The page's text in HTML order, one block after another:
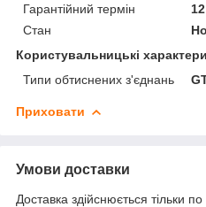
Гарантійний термін
Стан
Користувальницькі
Типи обтиснених з'єднань
Приховати
Умови доставки
Доставка здійснюється тільки